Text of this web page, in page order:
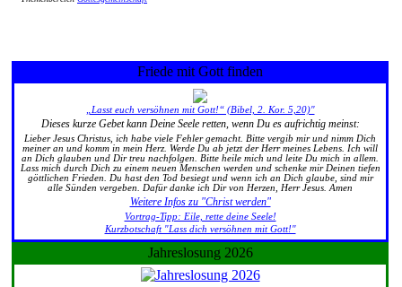
Friede mit Gott finden
„Lasst euch versöhnen mit Gott!“ (Bibel, 2. Kor. 5,20)"
Dieses kurze Gebet kann Deine Seele retten, wenn Du es aufrichtig meinst:
Lieber Jesus Christus, ich habe viele Fehler gemacht. Bitte vergib mir und nimm Dich
meiner an und komm in mein Herz. Werde Du ab jetzt der Herr meines Lebens. Ich will
an Dich glauben und Dir treu nachfolgen. Bitte heile mich und leite Du mich in allem.
Lass mich durch Dich zu einem neuen Menschen werden und schenke mir Deinen tiefen
göttlichen Frieden. Du hast den Tod besiegt und wenn ich an Dich glaube, sind mir
alle Sünden vergeben. Dafür danke ich Dir von Herzen, Herr Jesus. Amen
Weitere Infos zu "Christ werden"
Vortrag-Tipp: Eile, rette deine Seele!
Kurzbotschaft "Lass dich versöhnen mit Gott!"
Jahreslosung 2026